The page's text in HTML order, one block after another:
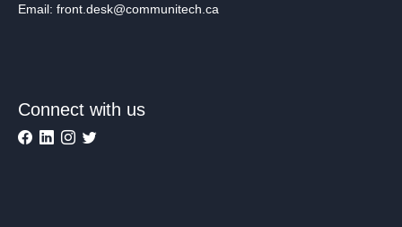
Email: front.desk@communitech.ca
Connect with us